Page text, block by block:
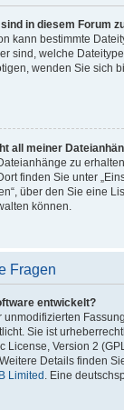
in diesem Forum
kann bestimmte
sind, welche
wenden Sie sich
all meiner
zu
finden Sie unter
über den Sie eine
können.
Fragen
entwickelt?
unmodifizierten
Sie ist
License, Version 2
Details finden
Limited . Eine